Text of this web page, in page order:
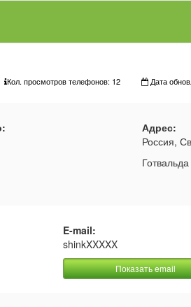
Кол. просмотров телефонов: 12 Дата
Адрес:
Россия,
Готвальда
E-mail:
shinkXXXXX
Показать email